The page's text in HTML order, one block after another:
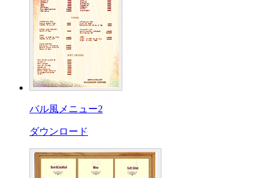
バル風メニュー2
ダウンロード